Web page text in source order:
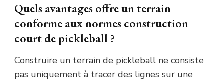
Quels avantages offre un terrain
conforme aux normes construction
court de pickleball ?
Construire un terrain de pickleball ne consiste
pas uniquement à tracer des lignes sur une